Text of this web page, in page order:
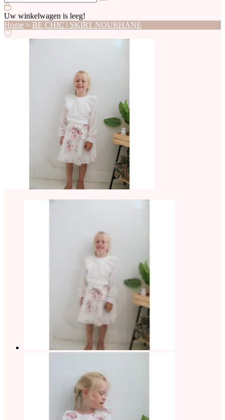
Uw winkelwagen is leeg!
Home > BE CHIC | SKIRT NOURHANE